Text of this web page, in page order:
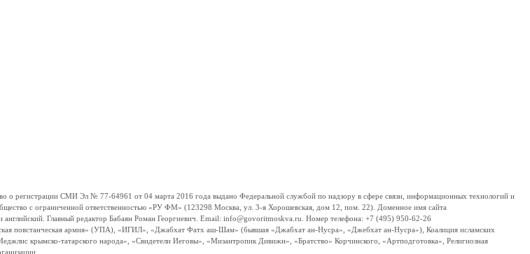
регистрации СМИ Эл № 77-64961 от 04 марта 2016 года выдано Федеральной службой по надзору в сфере связи, информационных технологий и
с ограниченной ответственностью «РУ ФМ» (123298 Москва, ул. 3-я Хорошевская, дом 12, пом. 22). Доменное имя сайта
Главный редактор Бабаян Роман Георгиевич. Email: info@govoritmoskva.ru. Номер телефона: +7 (495) 950-62-26
повстанческая армия» (УПА), «ИГИЛ», «Джабхат Фатх аш-Шам» (бывшая «Джабхат ан-Нусра», «Джебхат ан-Нусра»), Коалиция исламских
крымско-татарского народа», «Свидетели Иеговы», «Мизантропик Дивижн», «Братство» Корчинского, «Артподготовка», Религиозная